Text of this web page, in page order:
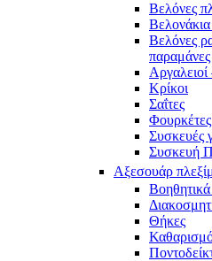
Βελόνες
Βελονάκια
Βελόνες
παραμάνες
Κρίκοι
Σαΐτες
Συσκευές
Συσκευή
Αξεσουάρ
Βοηθητικά
Θήκες